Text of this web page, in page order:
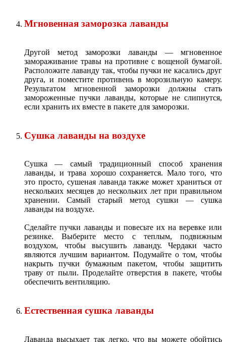
Мгновенная заморозка лаванды
Другой метод заморозки лаванды — мгновенное
замораживание травы на противне с вощеной бумагой.
Расположите лаванду так, чтобы пучки не касались друг
друга, и поместите противень в морозильную камеру.
Результатом мгновенной заморозки должны стать
замороженные пучки лаванды, которые не слипнутся,
если хранить их вместе в пакете для заморозки.
Сушка лаванды на воздухе
Сушка — самый традиционный способ хранения
лаванды, и трава хорошо сохраняется. Мало того, что
это просто, сушеная лаванда также может храниться от
нескольких месяцев до нескольких лет при правильном
хранении. Самый старый метод сушки — сушка
лаванды на воздухе.
Сделайте пучки лаванды и повесьте их на веревке или
резинке. Выберите место с теплым, подвижным
воздухом, чтобы высушить лаванду. Чердаки часто
являются лучшим вариантом. Подумайте о том, чтобы
накрыть пучки бумажным пакетом, чтобы защитить
траву от пыли. Проделайте отверстия в пакете, чтобы
обеспечить вентиляцию.
Естественная сушка лаванды
Лаванда высыхает так легко, что вы можете обойтись